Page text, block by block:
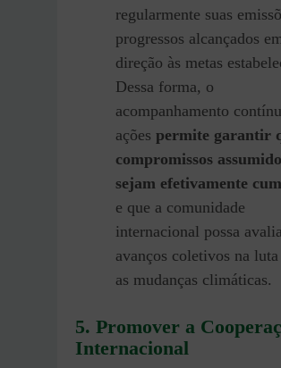
regularmente suas
progressos alcançados
direção às metas
Dessa forma, o
acompanhamento
ações permite garantir
compromissos
sejam efetivamente
e que a comunidade
internacional possa
avanços coletivos na
as mudanças climáticas.
5. Promover a
Internacional